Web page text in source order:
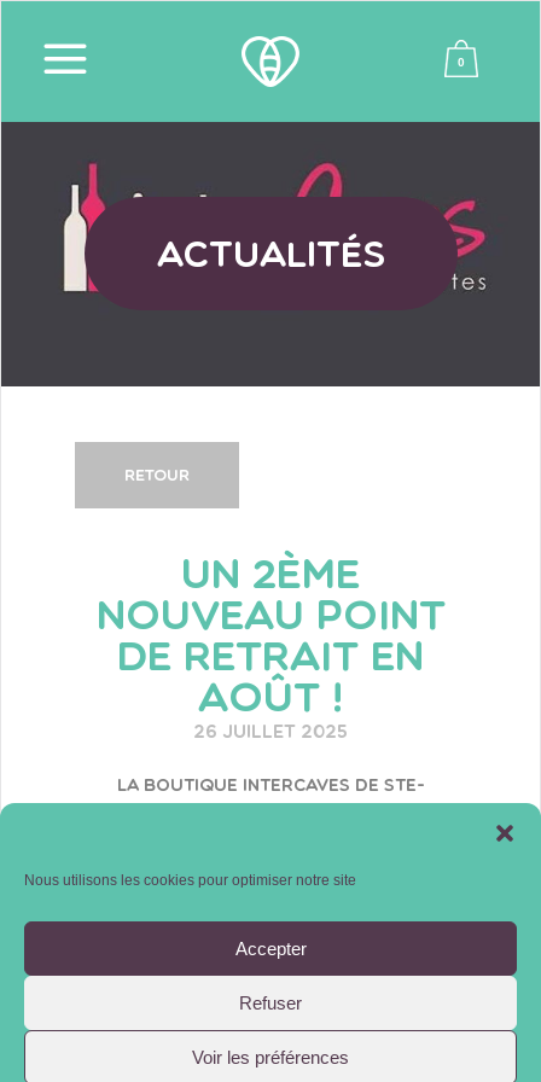
Nous utilisons les cookies pour optimiser notre site
Accepter
Refuser
Voir les préférences
0
Actualités
Retour
UN 2ÈME
NOUVEAU POINT
DE RETRAIT EN
AOÛT !
26 juillet 2025
La boutique Intercaves de Ste-
semaine prochaine !
Happyculteurs2026- Tous droits